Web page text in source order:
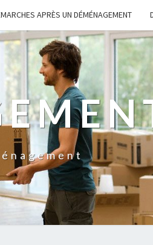
APRÈS UN DÉMÉNAGEMENT